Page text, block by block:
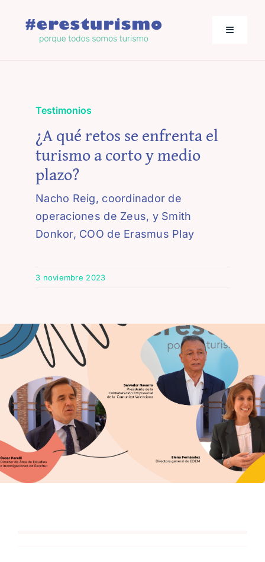
contenido
Toggle
Los empresarios hablan
Jornadas de Turismo
Testimonios
¿A qué retos se enfrenta el
turismo a corto y medio
plazo?
Nacho Reig, coordinador de
operaciones de Zeus, y Smith
Donkor, COO de Erasmus Play
3 noviembre 2023